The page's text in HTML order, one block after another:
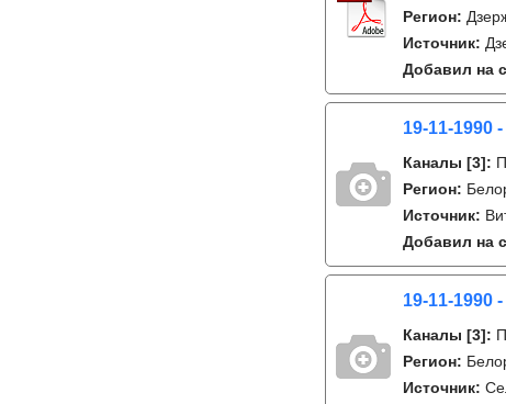
Регион:
Источник:
Добавил на
19-11-1990
Каналы [3]:
Регион:
Источник:
Добавил на
19-11-1990
Каналы [3]:
Регион:
Источник: